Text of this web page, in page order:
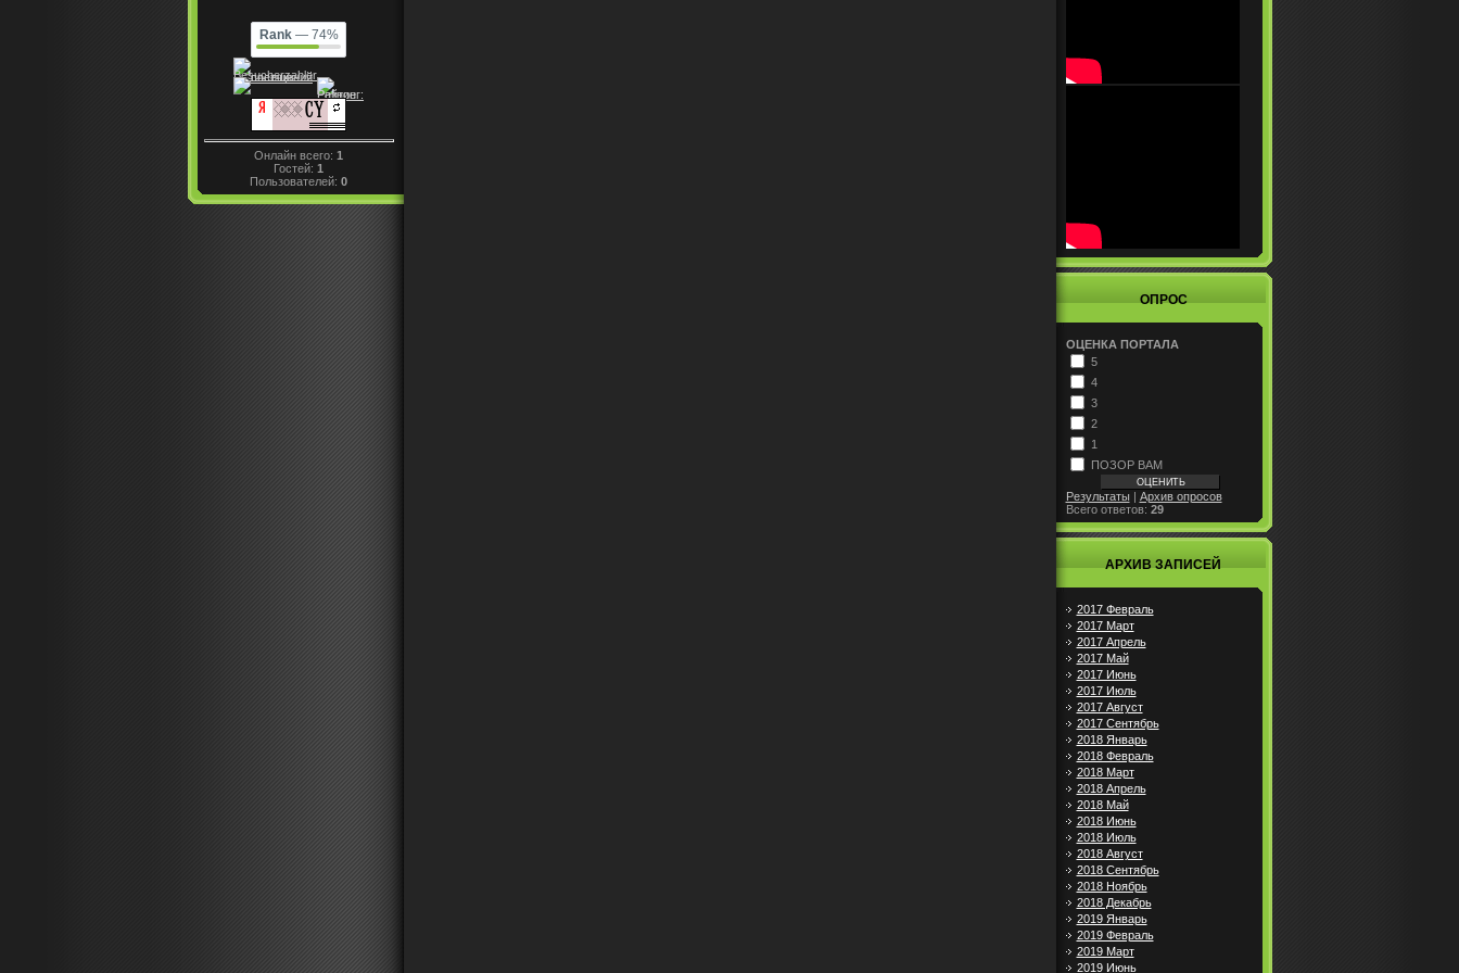
Rank— 74%
Онлайн всего: 1
Гостей: 1
Пользователей: 0
ОПРОС
ОЦЕНКА ПОРТАЛА
5
4
3
2
1
ПОЗОР ВАМ
Результаты| Архив опросов
Всего ответов: 29
АРХИВ ЗАПИСЕЙ
2017 Февраль
2017 Март
2017 Апрель
2017 Май
2017 Июнь
2017 Июль
2017 Август
2017 Сентябрь
2018 Январь
2018 Февраль
2018 Март
2018 Апрель
2018 Май
2018 Июнь
2018 Июль
2018 Август
2018 Сентябрь
2018 Ноябрь
2018 Декабрь
2019 Январь
2019 Февраль
2019 Март
2019 Июнь